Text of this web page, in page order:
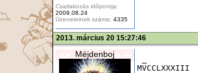
Csatlakozás időpontja:
2009.08.24
Üzeneteinek száma: 4335
2013. március 20 15:27:46
Méjdenboj
MVCCLXXXIII